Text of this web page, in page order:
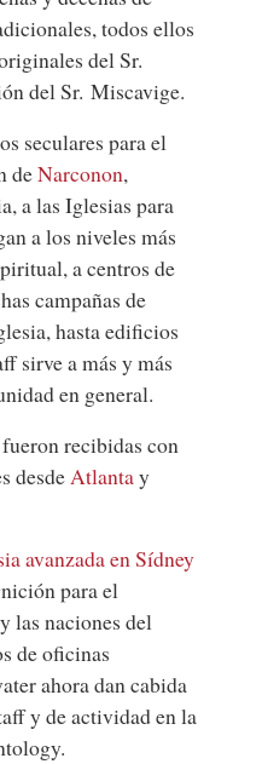
todos ellos
del Sr.
del Sr. Miscavige.
seculares para el
deNarconon,
a las Iglesias para
a los niveles más
a centros de
campañas de
hasta edificios
sirve a más y más
en general.
recibidas con
desdeAtlantay
avanzada en Sídney
para el
las naciones del
de oficinas
ahora dan cabida
y de actividad en la